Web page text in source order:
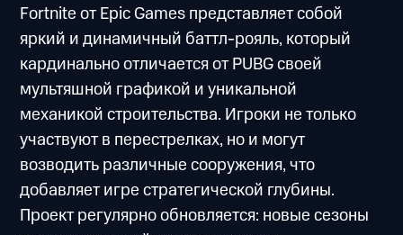
Fortnite от Epic Games представляет собой
яркий и динамичный баттл-рояль, который
кардинально отличается от PUBG своей
мультяшной графикой и уникальной
механикой строительства. Игроки не только
участвуют в перестрелках, но и могут
возводить различные сооружения, что
добавляет игре стратегической глубины.
Проект регулярно обновляется: новые сезоны